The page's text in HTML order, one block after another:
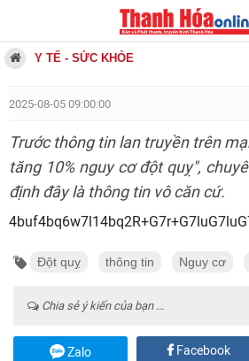
Y TẾ - SỨC KHỎE
2025-08-05 09:00:00
Trước thông tin lan truyền trên
tăng 10% nguy cơ đột quỵ",
định đây là thông tin vô căn cứ.
Đột quỵ thông tin Nguy cơ
Chia sẻ ý kiến của bạn ...
Zalo Facebook